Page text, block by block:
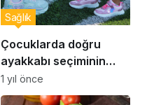
Çocuklarda doğru
ayakkabı seçiminin
önemi… Uzmanlar
uyardı: Doğru ayakkabı
Sağlık
1 yıl önce